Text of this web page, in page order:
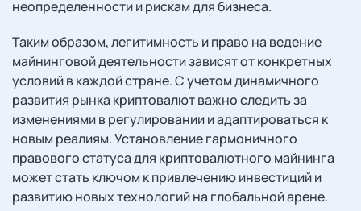
неопределенности и рискам для бизнеса.
Таким образом, легитимность и право на ведение
майнинговой деятельности зависят от конкретных
условий в каждой стране. С учетом динамичного
развития рынка криптовалют важно следить за
изменениями в регулировании и адаптироваться к
новым реалиям. Установление гармоничного
правового статуса для криптовалютного майнинга
может стать ключом к привлечению инвестиций и
развитию новых технологий на глобальной арене.